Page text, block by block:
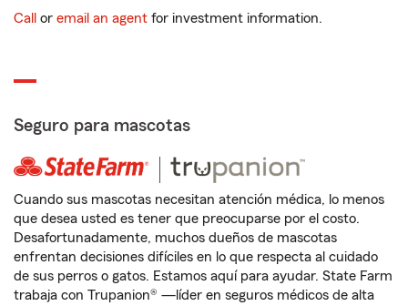
Call or email an agent for investment information.
Seguro para mascotas
Cuando sus mascotas necesitan atención médica, lo menos
que desea usted es tener que preocuparse por el costo.
Desafortunadamente, muchos dueños de mascotas
enfrentan decisiones difíciles en lo que respecta al cuidado
de sus perros o gatos. Estamos aquí para ayudar. State Farm
trabaja con Trupanion® —líder en seguros médicos de alta